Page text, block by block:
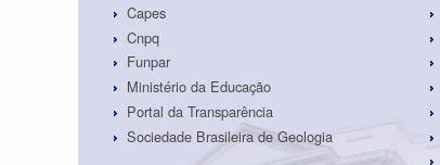
Capes
Cnpq
Funpar
Ministério da Educação
Portal da Transparência
Sociedade Brasileira de Geologia